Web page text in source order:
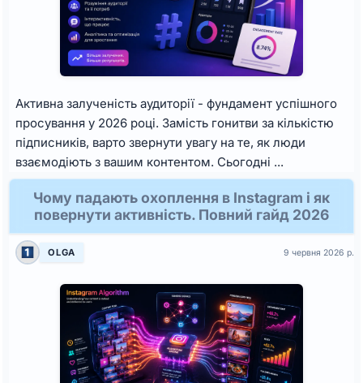
Активна залученість аудиторії - фундамент успішного
просування у 2026 році. Замість гонитви за кількістю
підписників, варто звернути увагу на те, як люди
взаємодіють з вашим контентом. Сьогодні ...
Чому падають охоплення в Instagram і як
повернути активність. Повний гайд 2026
OLGA 9 червня 2026 р.